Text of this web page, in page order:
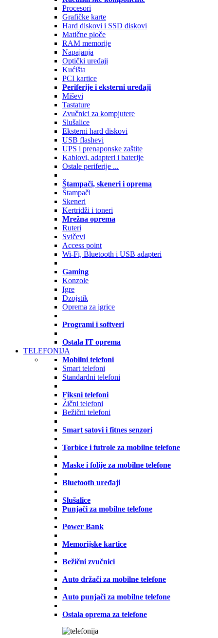
Procesori
Grafičke karte
Hard diskovi i SSD diskovi
Matične ploče
RAM memorije
Napajanja
Optički uređaji
Kućišta
PCI kartice
Periferije i eksterni uređaji
Miševi
Tastature
Zvučnici za kompjutere
Slušalice
Eksterni hard diskovi
USB flashevi
UPS i prenaponske zaštite
Kablovi, adapteri i baterije
Ostale periferije ...
Štampači, skeneri i oprema
Štampači
Skeneri
Kertridži i toneri
Mrežna oprema
Ruteri
Svičevi
Access point
Wi-Fi, Bluetooth i USB adapteri
Gaming
Konzole
Igre
Dzojstik
Oprema za igrice
Programi i softveri
Ostala IT oprema
TELEFONIJA
Mobilni telefoni
Smart telefoni
Standardni telefoni
Fiksni telefoni
Žični telefoni
Bežični telefoni
Smart satovi i fitnes senzori
Torbice i futrole za mobilne telefone
Maske i folije za mobilne telefone
Bluetooth uređaji
Slušalice
Punjači za mobilne telefone
Power Bank
Memorijske kartice
Bežični zvučnici
Auto držači za mobilne telefone
Auto punjači za mobilne telefone
Ostala oprema za telefone